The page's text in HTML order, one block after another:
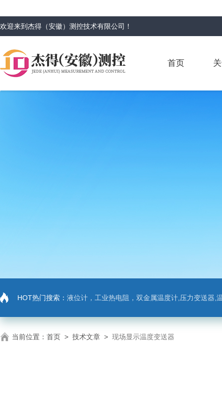
欢迎来到杰得（安徽）测控技术有限公司 ！
首页
HOT热门搜索： 液位计，工业热电阻，双金属温度计,压力变送器,
当前位置： 首页 > 技术文章 > 现场显示温度变送器